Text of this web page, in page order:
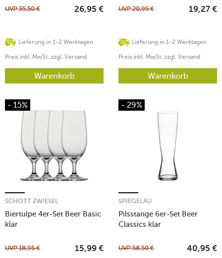
Lieferung in 1-2 Werktagen
UVP35,50 € 26,95 €
Preis inkl. MwSt. zzgl. Versand
Warenkorb
Lieferung in 1-2 Werktagen
UVP20,95 € 19,27 €
Preis inkl. MwSt. zzgl. Versand
Warenkorb
- 15%
Biertulpe 4er-Set Beer Basic
klar
SCHOTT ZWIESEL
UVP18,95 € 15,99 €
- 29%
Pilsstange 6er-Set Beer
Classics klar
SPIEGELAU
UVP58,50 € 40,95 €